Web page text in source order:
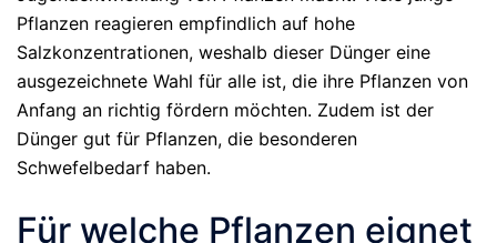
Pflanzen reagieren empfindlich auf hohe
Salzkonzentrationen, weshalb dieser Dünger eine
ausgezeichnete Wahl für alle ist, die ihre Pflanzen von
Anfang an richtig fördern möchten. Zudem ist der
Dünger gut für Pflanzen, die besonderen
Schwefelbedarf haben.
Für welche Pflanzen eignet